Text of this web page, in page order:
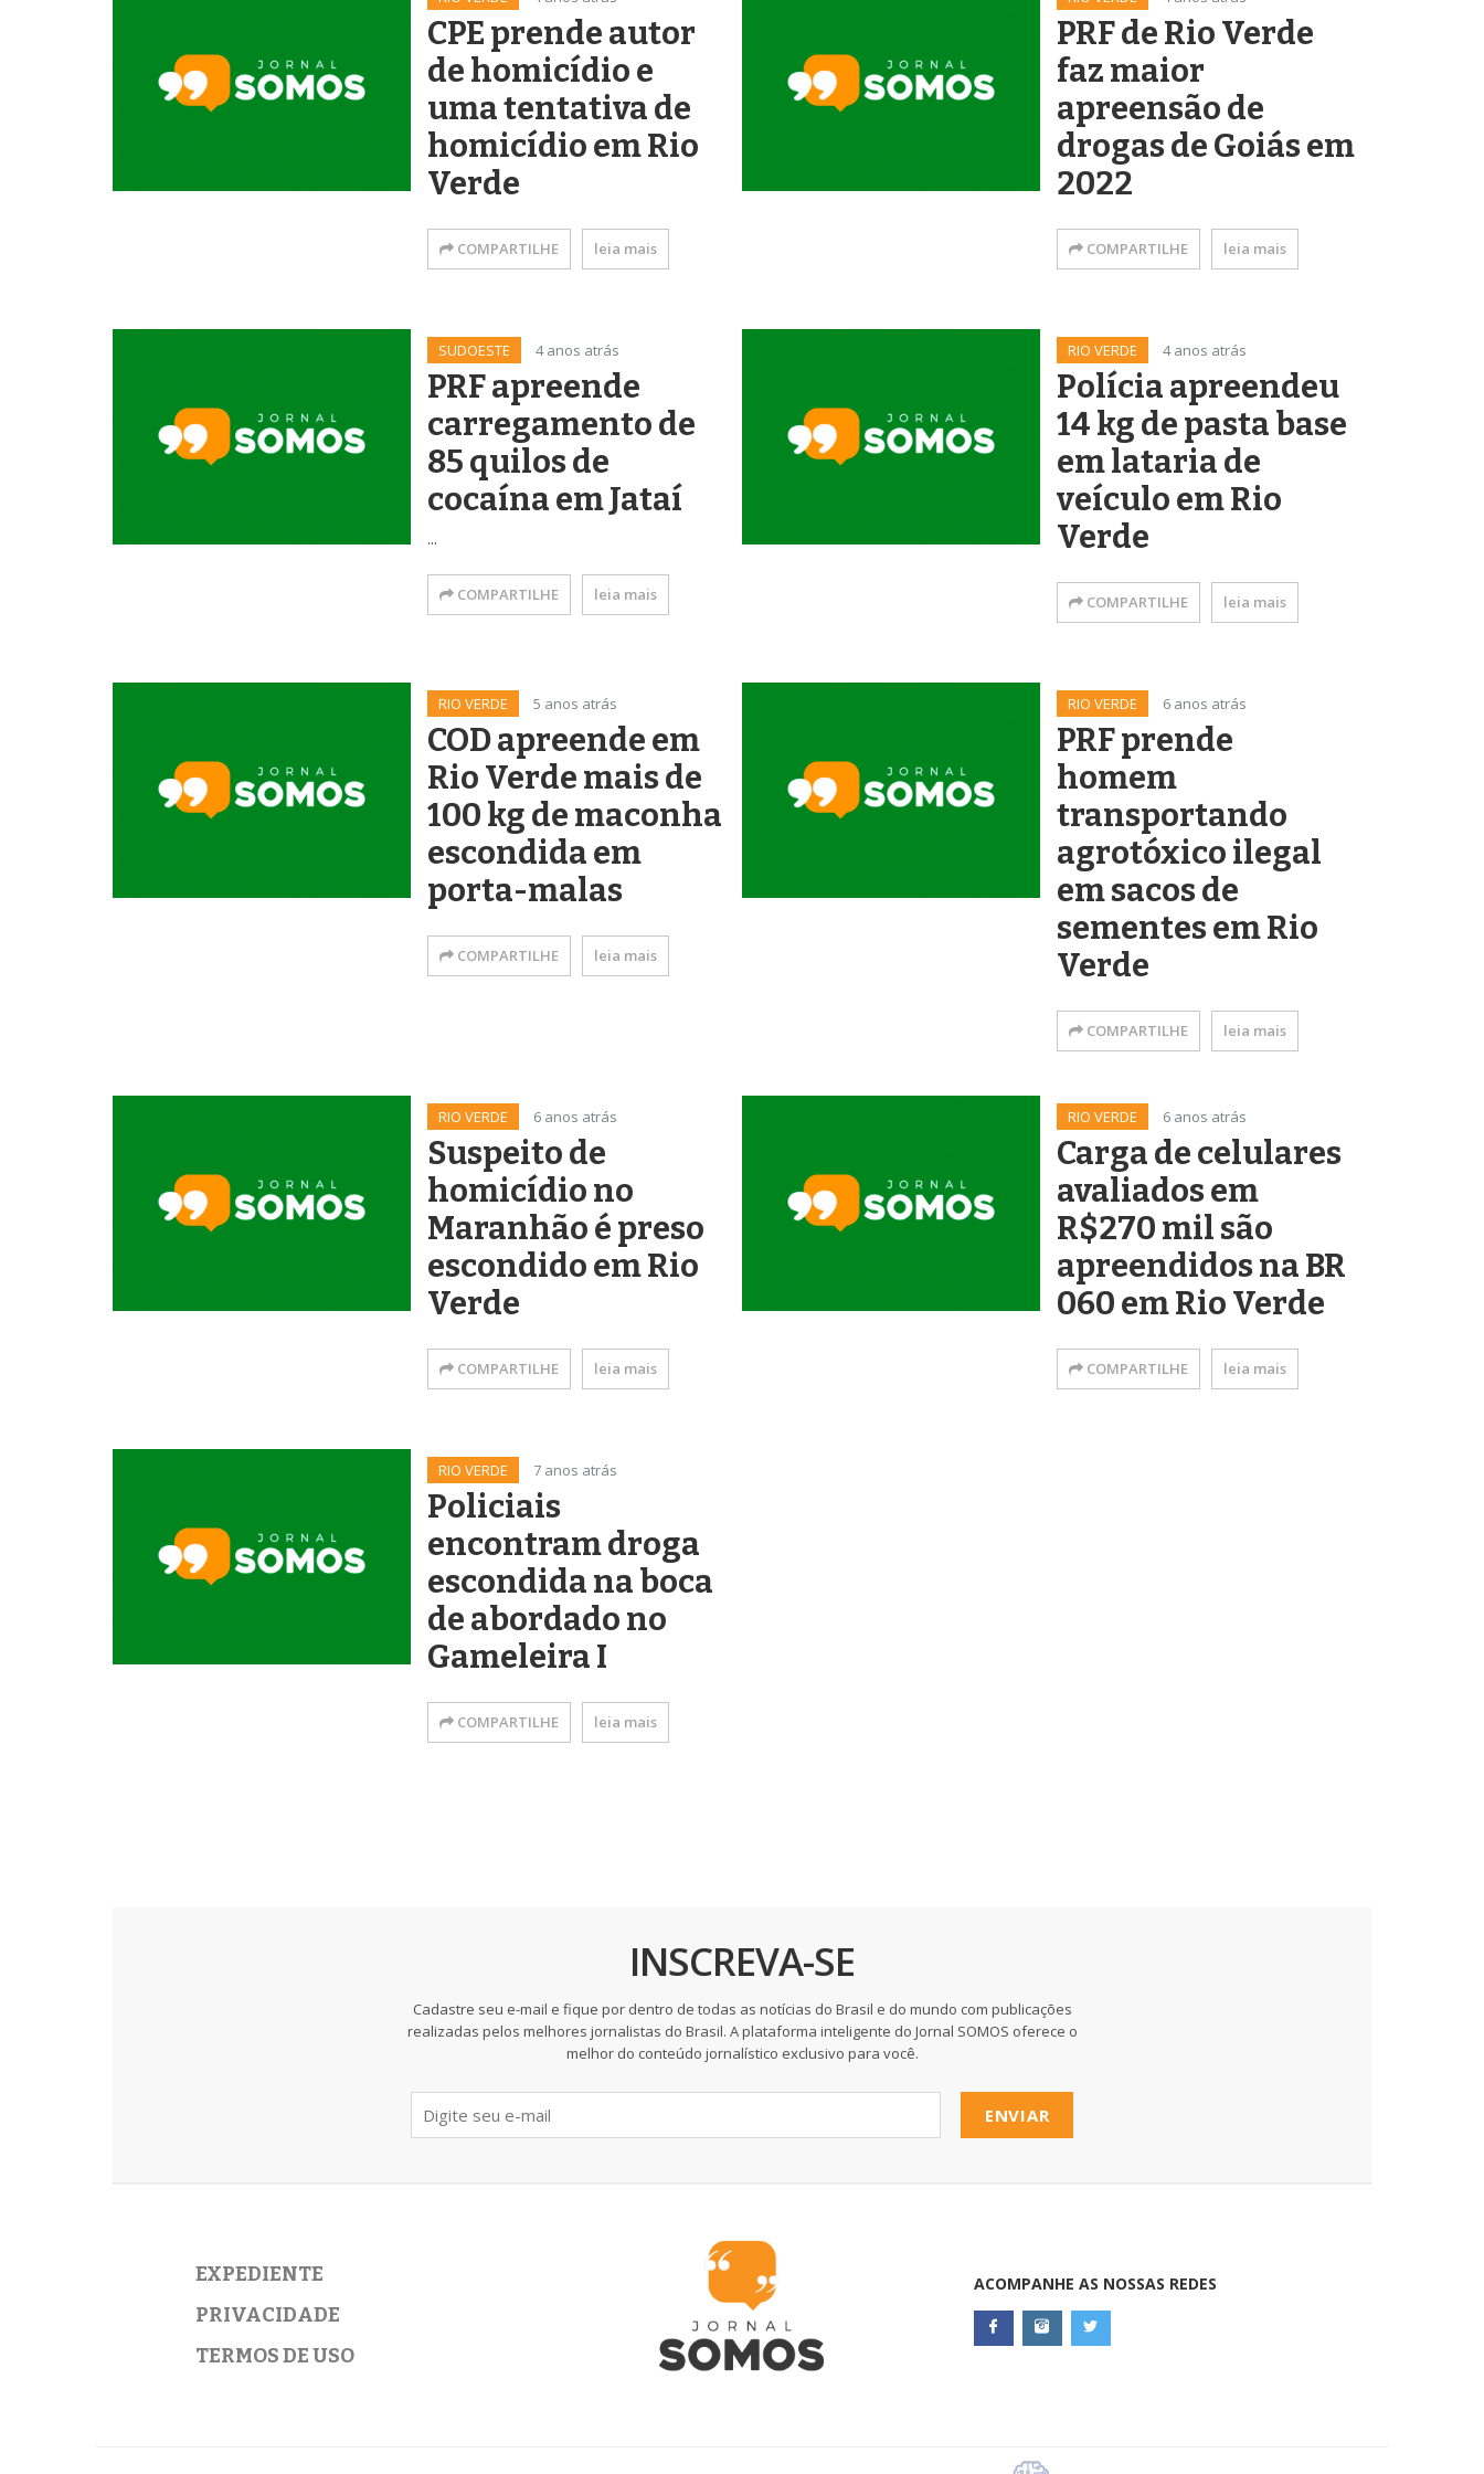
CPE prende autor
de homicídio e
uma tentativa de
homicídio em Rio
Verde
COMPARTILHE leia mais
PRF de Rio Verde
faz maior
apreensão de
drogas de Goiás em
2022
COMPARTILHE leia mais
SUDOESTE 4 anos atrás
PRF apreende
carregamento de
85 quilos de
cocaína em Jataí
...
COMPARTILHE leia mais
RIO VERDE 4 anos atrás
Polícia apreendeu
14 kg de pasta base
em lataria de
veículo em Rio
Verde
COMPARTILHE leia mais
RIO VERDE 5 anos atrás
COD apreende em
Rio Verde mais de
100 kg de maconha
escondida em
porta-malas
COMPARTILHE leia mais
RIO VERDE 6 anos atrás
PRF prende
homem
transportando
agrotóxico ilegal
em sacos de
sementes em Rio
Verde
COMPARTILHE leia mais
RIO VERDE 6 anos atrás
Suspeito de
homicídio no
Maranhão é preso
escondido em Rio
Verde
COMPARTILHE leia mais
RIO VERDE 6 anos atrás
Carga de celulares
avaliados em
R$270 mil são
apreendidos na BR
060 em Rio Verde
COMPARTILHE leia mais
RIO VERDE 7 anos atrás
Policiais
encontram droga
escondida na boca
de abordado no
Gameleira I
COMPARTILHE leia mais
INSCREVA-SE
Cadastre seu e-mail e fique por dentro de todas as notícias do Brasil e do mundo com publicações
realizadas pelos melhores jornalistas do Brasil. A plataforma inteligente do Jornal SOMOS oferece o
melhor do conteúdo jornalístico exclusivo para você.
ENVIAR
EXPEDIENTE
PRIVACIDADE
TERMOS DE USO
ACOMPANHE AS NOSSAS REDES